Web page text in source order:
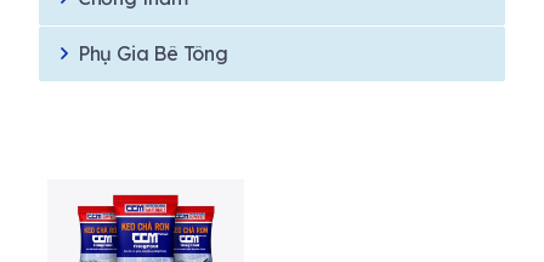
Phụ Gia Bê Tông